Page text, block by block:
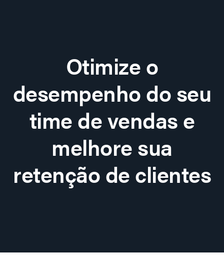
Otimize o
desempenho do seu
time de vendas e
melhore sua
retenção de clientes